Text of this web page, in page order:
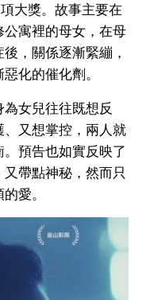
大獎。故事主要在
寓裡的母女，在母
，關係逐漸緊繃，
化的催化劑。
女兒往往既想反
又想掌控，兩人就
預告也如實反映了
帶點神秘，然而只
愛。